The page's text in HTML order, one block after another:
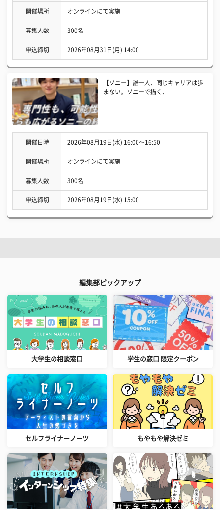
開催場所 オンラインにて実施
募集人数 300名
申込締切 2026年08月31日(月) 14:00
【ソニー】誰一人、同じキャリアは歩
まない。ソニーで描く、
開催日時 2026年08月19日(水) 16:00〜16:50
開催場所 オンラインにて実施
募集人数 300名
申込締切 2026年08月19日(水) 15:00
編集部ピックアップ
大学生の相談窓口 学生の窓口 限定クーポン
セルフライナーノーツ もやもや解決ゼミ